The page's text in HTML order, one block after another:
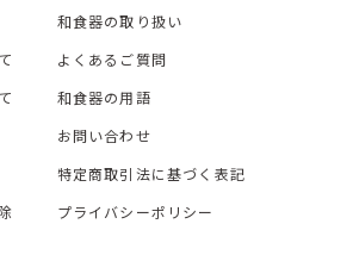
和食器の取り扱い
よくあるご質問
和食器の用語
お問い合わせ
特定商取引法に基づく表記
プライバシーポリシー